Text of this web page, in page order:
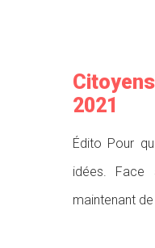
2021
Édito Pour
idées. Face
maintenant